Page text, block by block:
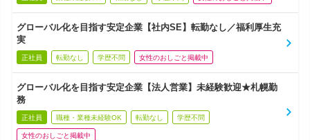
グローバル化を目指す安定企業【社内SE】転勤なし／福利厚生充
実
正社員 転勤なし 学歴不問 女性のおしごと掲載中
グローバル化を目指す安定企業【法人営業】未経験歓迎★札幌勤
務
正社員 職種・業種未経験OK 転勤なし 学歴不問
女性のおしごと掲載中